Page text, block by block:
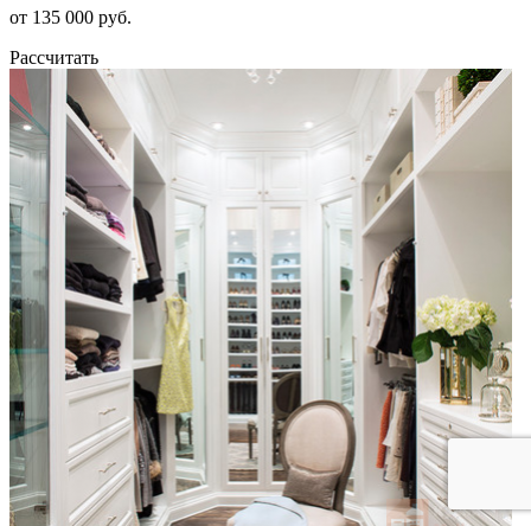
от 135 000 руб.
Рассчитать